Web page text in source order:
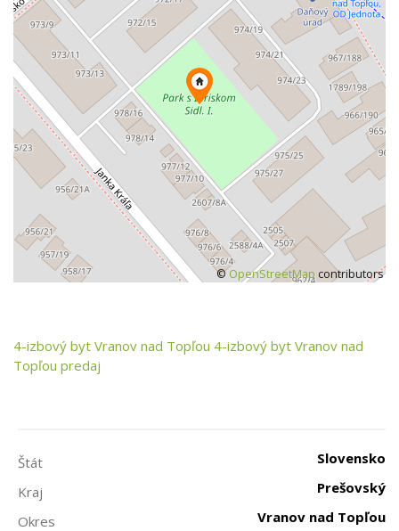
©OpenStreetMap contributors
4-izbový byt Vranov nad Topľou 4-izbový byt Vranov nad
Topľou predaj
Štát
Slovensko
Kraj
Prešovský
Okres
Vranov nad Topľou